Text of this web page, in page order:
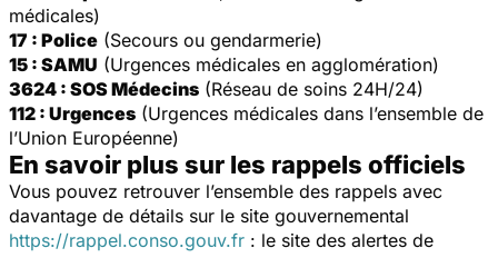
médicales)
17 : Police (Secours ou gendarmerie)
15 : SAMU (Urgences médicales en agglomération)
3624 : SOS Médecins (Réseau de soins 24H/24)
112 : Urgences (Urgences médicales dans l’ensemble de
l’Union Européenne)
En savoir plus sur les rappels officiels
Vous pouvez retrouver l’ensemble des rappels avec
davantage de détails sur le site gouvernemental
https://rappel.conso.gouv.fr : le site des alertes de